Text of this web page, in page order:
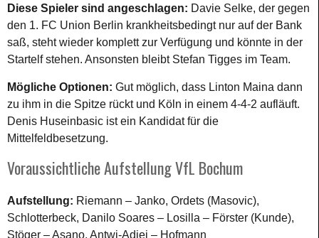
Diese Spieler sind angeschlagen: Davie Selke, der gegen
den 1. FC Union Berlin krankheitsbedingt nur auf der Bank
saß, steht wieder komplett zur Verfügung und könnte in der
Startelf stehen. Ansonsten bleibt Stefan Tigges im Team.
Mögliche Optionen: Gut möglich, dass Linton Maina dann
zu ihm in die Spitze rückt und Köln in einem 4-4-2 aufläuft.
Denis Huseinbasic ist ein Kandidat für die
Mittelfeldbesetzung.
Voraussichtliche Aufstellung VfL Bochum
Aufstellung: Riemann – Janko, Ordets (Masovic),
Schlotterbeck, Danilo Soares – Losilla – Förster (Kunde),
Stöger – Asano, Antwi-Adjei – Hofmann